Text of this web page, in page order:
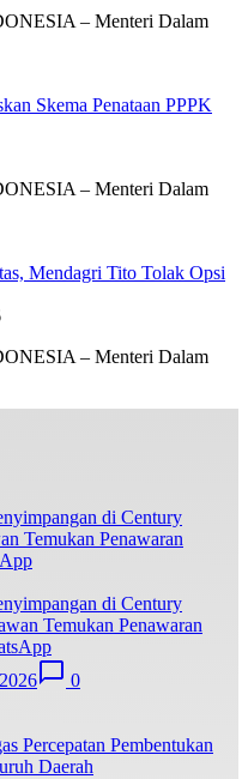
– Menteri Dalam
Skema Penataan PPPK
– Menteri Dalam
Mendagri Tito Tolak Opsi
– Menteri Dalam
di Century
Temukan Penawaran
0
Percepatan Pembentukan
Daerah